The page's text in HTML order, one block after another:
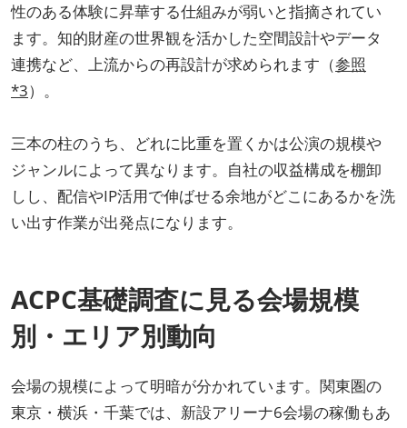
性のある体験に昇華する仕組みが弱いと指摘されてい
ます。知的財産の世界観を活かした空間設計やデータ
連携など、上流からの再設計が求められます（参照
*3）。
三本の柱のうち、どれに比重を置くかは公演の規模や
ジャンルによって異なります。自社の収益構成を棚卸
しし、配信やIP活用で伸ばせる余地がどこにあるかを洗
い出す作業が出発点になります。
ACPC基礎調査に見る会場規模
別・エリア別動向
会場の規模によって明暗が分かれています。関東圏の
東京・横浜・千葉では、新設アリーナ6会場の稼働もあ